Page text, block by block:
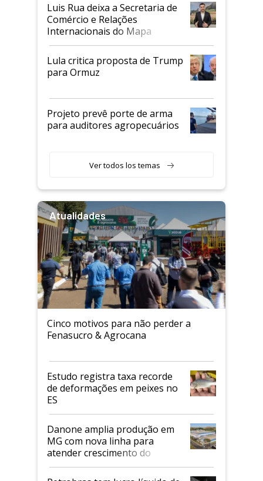
Luis Rua deixa a Secretaria de
Comércio e Relações
Internacionais do Mapa
Lula critica proposta de Trump
para Ormuz
Projeto prevê porte de arma
para auditores agropecuários
Ver todos los temas
Atualidades
Cinco motivos para não perder a
Fenasucro & Agrocana
Estudo registra taxa recorde
de deformações em peixes no
ES
Danone amplia produção em
MG com nova linha para
atender crescimento do
mercado de alimentos
proteicos